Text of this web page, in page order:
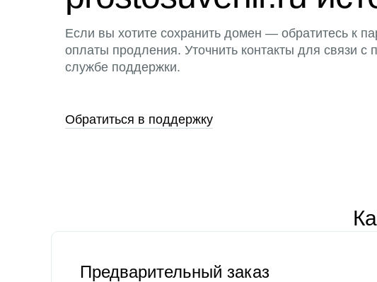
Если вы хотите сохранить домен — обратитесь к
оплаты продления. Уточнить контакты для связи с
службе поддержки.
Обратиться в поддержку
Предварительный заказ